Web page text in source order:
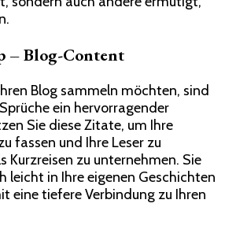
– Blog-Content
Blog sammeln möchten, sind
ein hervorragender
Sie diese Zitate, um Ihre
fassen und Ihre Leser zu
Kurzreisen zu unternehmen. Sie
leicht in Ihre eigenen Geschichten
eine tiefere Verbindung zu Ihren